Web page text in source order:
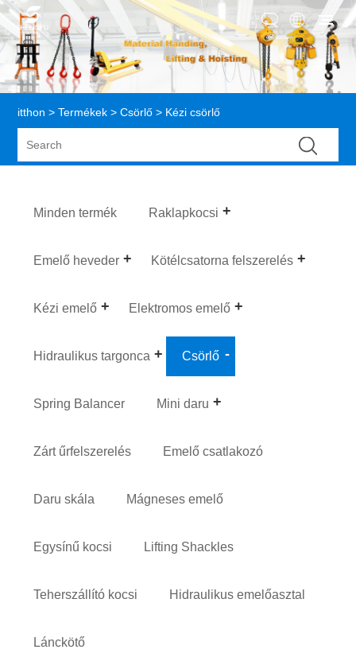
itthon > Termékek >Csörlő > Kézi csörlő
Minden termék Raklapkocsi
Emelő heveder Kötélcsatorna felszerelés
Kézi emelő Elektromos emelő
Hidraulikus targonca Csörlő
Spring Balancer Mini daru
Zárt űrfelszerelés Emelő csatlakozó
Daru skála Mágneses emelő
Egysínű kocsi Lifting Shackles
Teherszállító kocsi Hidraulikus emelőasztal
Lánckötő